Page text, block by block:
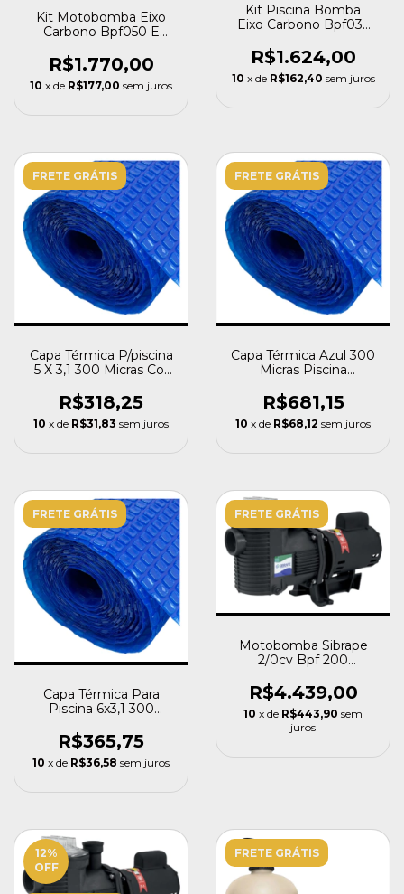
Kit Motobomba Eixo
Carbono Bpf050 E
R$1.770,00
10 x de R$177,00 sem juros
Kit Piscina Bomba
Eixo Carbono Bpf033
R$1.624,00
10 x de R$162,40 sem juros
FRETE GRÁTIS
Capa Térmica P/piscina
5 X 3,1 300 Micras Cor
R$318,25
10 x de R$31,83 sem juros
FRETE GRÁTIS
Capa Térmica Azul 300
Micras Piscina
Sibrape
R$681,15
10 x de R$68,12 sem juros
FRETE GRÁTIS
Capa Térmica Para
Piscina 6x3,1 300
R$365,75
10 x de R$36,58 sem juros
FRETE GRÁTIS
Motobomba Sibrape
2/0cv Bpf 200
Bivolt
R$4.439,00
10 x de R$443,90 sem
juros
12%
OFF
FRETE GRÁTIS